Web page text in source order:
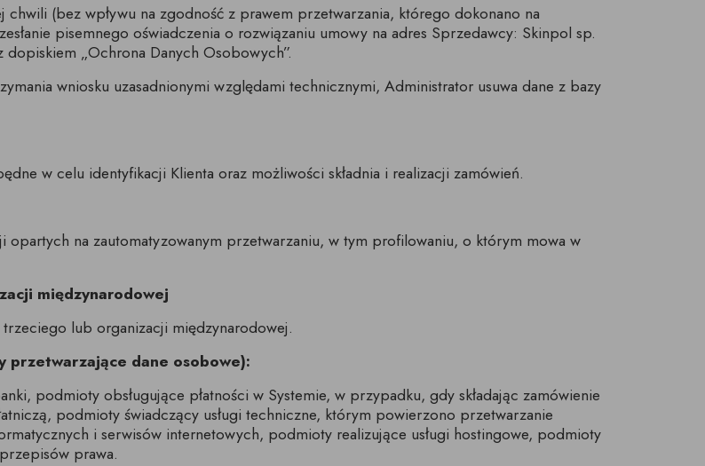
(bez wpływu na zgodność z prawem przetwarzania, którego dokonano na
pisemnego oświadczenia o rozwiązaniu umowy na adres Sprzedawcy: Skinpol sp.
„Ochrona Danych Osobowych”.
wniosku uzasadnionymi względami technicznymi, Administrator usuwa dane z bazy
w celu identyfikacji Klienta oraz możliwości składnia i realizacji zamówień.
na zautomatyzowanym przetwarzaniu, w tym profilowaniu, o którym mowa w
międzynarodowej
lub organizacji międzynarodowej.
dane osobowe):
podmioty obsługujące płatności w Systemie, w przypadku, gdy składając zamówienie
podmioty świadczący usługi techniczne, którym powierzono przetwarzanie
i serwisów internetowych, podmioty realizujące usługi hostingowe, podmioty
prawa.